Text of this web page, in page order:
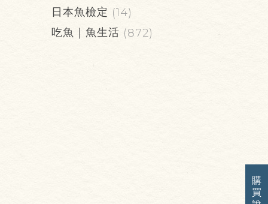
日本魚檢定 (14)
吃魚｜魚生活 (872)
購
買